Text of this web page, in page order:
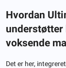
Hvordan
understøtter
voksende
Det er her,